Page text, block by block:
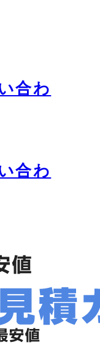
合わ
合わ